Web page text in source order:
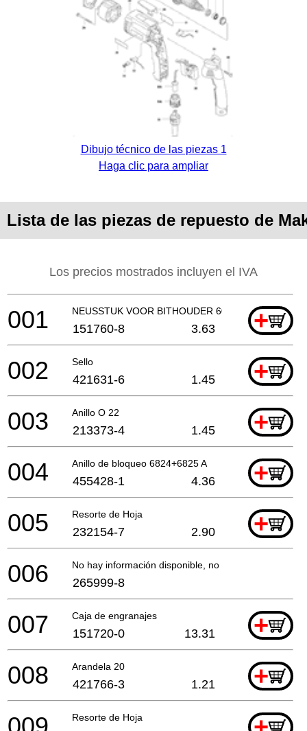
Dibujo técnico de las piezas 1
Haga clic para ampliar
Lista de las piezas de repuesto de
Los precios mostrados incluyen el IVA
NEUSSTUK VOOR BITHOUDER 60MM +
001 151760-8 3.63
Sello +
002 421631-6 1.45
Anillo O 22 +
003 213373-4 1.45
Anillo de bloqueo 6824+6825 A +
004 455428-1 4.36
Resorte de Hoja +
005 232154-7 2.90
No hay información disponible, no se puede pedir
006 265999-8
Caja de engranajes +
007 151720-0 13.31
Arandela 20 +
008 421766-3 1.21
Resorte de Hoja